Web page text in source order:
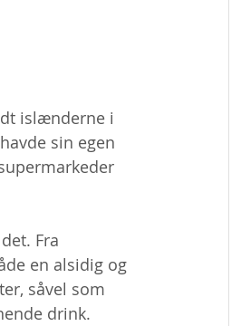
islænderne i
sin egen
Fra
en alsidig og
såvel som
drink.